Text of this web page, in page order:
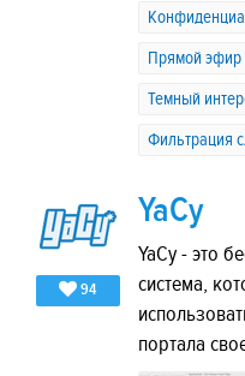
Прямой эфир
Темный
Фильтрация
94
YaCy
YaCy - это
система,
портала